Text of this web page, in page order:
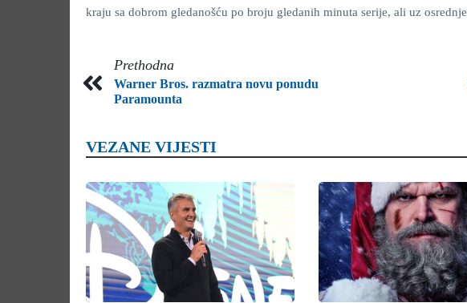
kraju sa dobrom gledanošću po broju gledanih minuta serije, ali uz
Prethodna
Warner Bros. razmatra novu ponudu
Paramounta
VEZANE VIJESTI